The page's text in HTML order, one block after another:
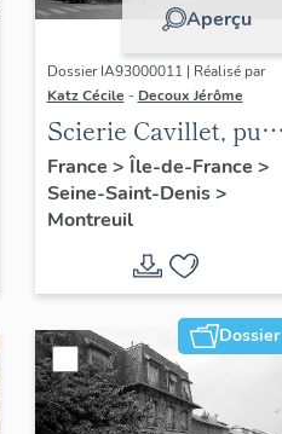
Aperçu
Dossier IA93000011 | Réalisé par
Katz Cécile - Decoux Jérôme
Scierie Cavillet, puis
usine de bois de
placage Société
parisienne de bois
tranché et déroulé,
puis Société
parisienne de
tranchage et
déroulage, puis
France > Île-de-France >
Seine-Saint-Denis>
Montreuil
Dossier